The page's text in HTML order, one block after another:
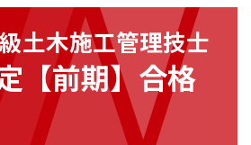
土木施工管理技士
【前期】合格